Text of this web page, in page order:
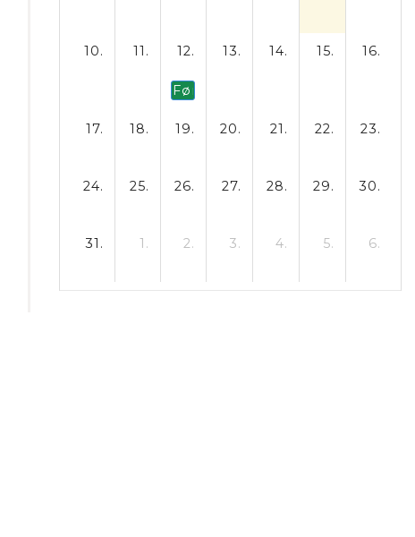
10. 11. 12. 13. 14. 15. 16.
Første skoledag efter
17. 18. 19. 20. 21. 22. 23.
24. 25. 26. 27. 28. 29. 30.
31. 1. 2. 3. 4. 5. 6.